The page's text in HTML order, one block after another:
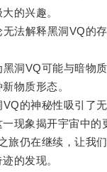
的兴趣。
解释黑洞VQ的存
VQ可能与暗物质
物质形态。
的神秘性吸引了无
现象揭开宇宙中的
仍在继续，让我们
的发现。